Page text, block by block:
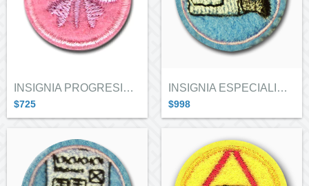
INSIGNIA PROGRESION MARIPOSAS LILA
$725
INSIGNIA ESPECIALIDAD GUIAS EN CARAVANA...
$998